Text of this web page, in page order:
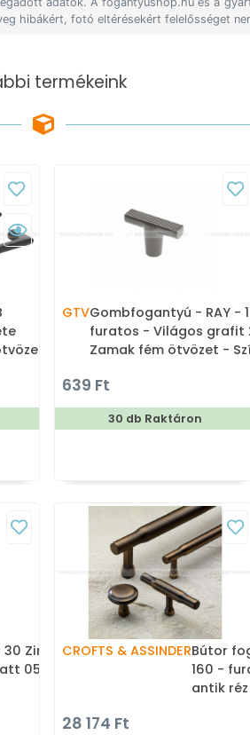
hibákért, fotó eltérésekért felelősséget
termékeink
GTVGombfogantyú - RAY - 1
furatos - Világos grafit
Zamak fém ötvözet -
bútorgomb
639 Ft
30 db Raktáron
Zink
05 -
CROFTS & ASSINDERBútor
160 -
antik
28 174 Ft